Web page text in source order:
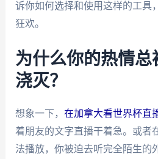
诉你如何选择和使用这样的工具
狂欢。
为什么你的热情总
浇灭？
想象一下， 在加拿大看世界杯直
着朋友的文字直播干着急。或者
法播放，你被迫去听完全陌生的